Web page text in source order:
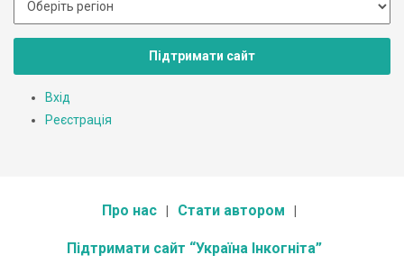
Підтримати сайт
Вхід
Реєстрація
Про нас Стати автором
Підтримати сайт “Україна Інкогніта”